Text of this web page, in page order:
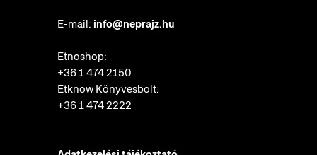
E-mail: info@neprajz.hu
Etnoshop:
+36 1 474 2150
Etknow Könyvesbolt:
+36 1 474 2222